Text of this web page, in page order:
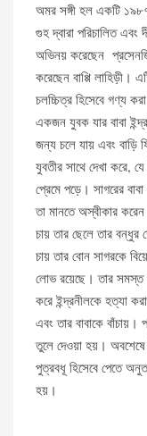
অমর সঙ্গী হল একটি ১৯৮৭
গুহ দ্বারা পরিচালিত
অভিনয় করেছেন
করেছেন বাপ্পি লাহিড়ী।
চলচ্চিত্র হিসেবে গণ্য
একজন যুবক যার বাবা
জন্য চলে যায় এবং বাড়ি
যুবতীর সাথে দেখা করে,
প্রেমে পড়ে। সাগরের
তা মানতে অস্বীকার করেন
চায় তার ছেলে তার
চায় তার বোন সাগরকে
লোভ রয়েছে। তার সমস্ত
করে ইন্দ্রনীলকে হত্যা
এবং তার বাবাকে
তুলে দেওয়া হয়। অবশেষে
পুত্রবধূ হিসেবে পেতে
হয়।